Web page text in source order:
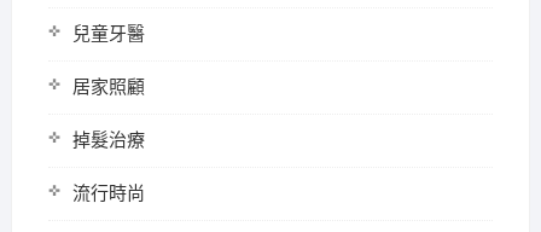
兒童牙醫
居家照顧
掉髮治療
流行時尚